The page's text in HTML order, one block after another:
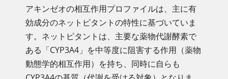
アキンゼオの相互作用プロファイルは、主に有
効成分のネットピタントの特性に基づいていま
す。ネットピタントは、主要な薬物代謝酵素で
ある「CYP3A4」を中等度に阻害する作用（薬物
動態学的相互作用）を持ち、同時に自らも